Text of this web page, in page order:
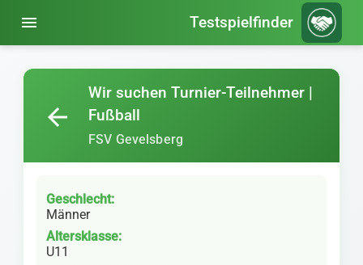
menu Testspielfinder
Wir suchen Turnier-Teilnehmer |
Fußball
FSV Gevelsberg
arrow_back
Geschlecht:
Männer
Altersklasse:
U11